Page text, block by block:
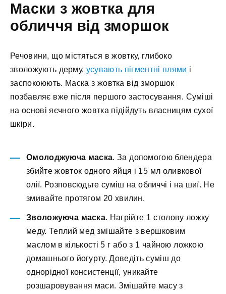
Маски з жовтка для
обличчя від зморшок
Речовини, що містяться в жовтку, глибоко
зволожують дерму, усувають пігментні плями і
заспокоюють. Маска з жовтка від зморшок
позбавляє вже після першого застосування. Суміші
на основі яєчного жовтка підійдуть власницям сухої
шкіри.
Омолоджуюча маска. За допомогою блендера
збийте жовток одного яйця і 15 мл оливкової
олії. Розповсюдьте суміш на обличчі і на шиї. Не
змивайте протягом 20 хвилин.
Зволожуюча маска. Нагрійте 1 столову ложку
меду. Теплий мед змішайте з вершковим
маслом в кількості 5 г або з 1 чайною ложкою
домашнього йогурту. Доведіть суміш до
однорідної консистенції, уникайте
розшаровування маси. Змішайте масу з